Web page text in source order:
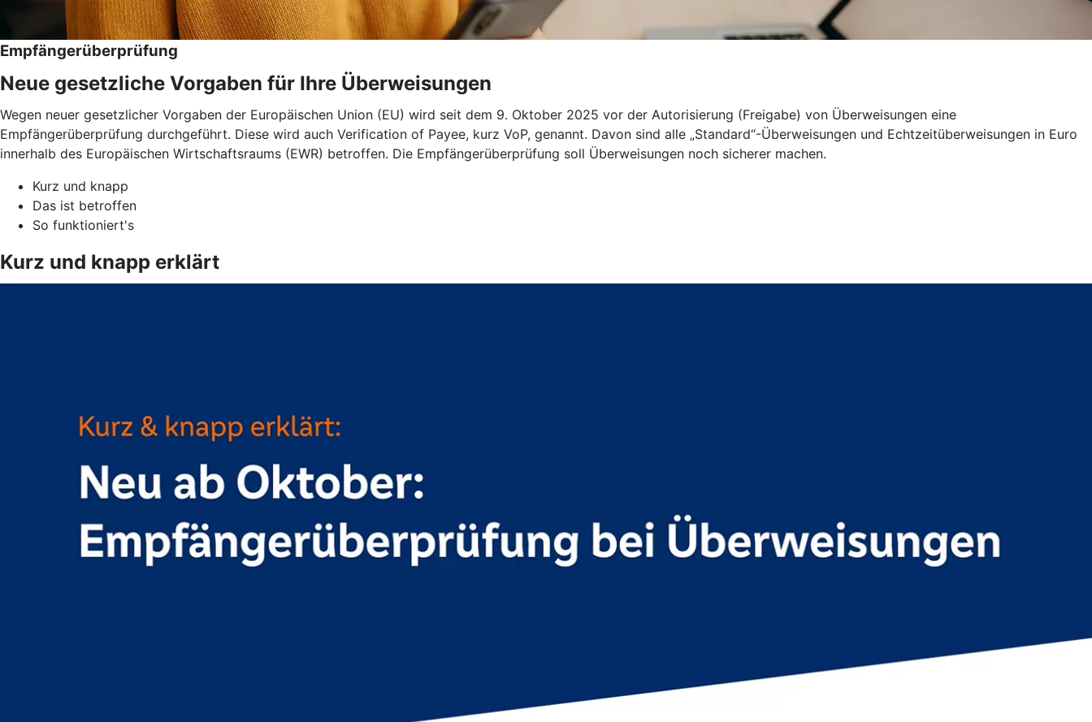
Empfängerüberprüfung
Neue gesetzliche Vorgaben für Ihre Überweisungen
Wegen neuer gesetzlicher Vorgaben der Europäischen Union (EU) wird seit dem 9. Oktober 2025 vor der Autorisierung (Freigabe) von Überweisungen eine
Empfängerüberprüfung durchgeführt. Diese wird auch Verification of Payee, kurz VoP, genannt. Davon sind alle „Standard“-Überweisungen und Echtzeitüberweisungen in Euro
innerhalb des Europäischen Wirtschaftsraums (EWR) betroffen. Die Empfängerüberprüfung soll Überweisungen noch sicherer machen.
Kurz und knapp
Das ist betroffen
So funktioniert's
Kurz und knapp erklärt